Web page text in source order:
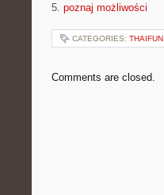
5. poznaj możliwości
CATEGORIES: THAIFUN
Comments are closed.